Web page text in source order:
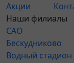
Акции
Наши филиалы
САО
Бескудниково
Водный стадион